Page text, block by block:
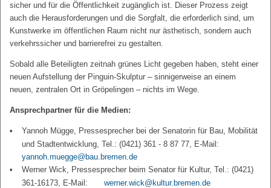
sicher und für die Öffentlichkeit zugänglich ist. Dieser Prozess zeigt
auch die Herausforderungen und die Sorgfalt, die erforderlich sind, um
Kunstwerke im öffentlichen Raum nicht nur ästhetisch, sondern auch
verkehrssicher und barrierefrei zu gestalten.
Sobald alle Beteiligten zeitnah grünes Licht gegeben haben, steht einer
neuen Aufstellung der Pinguin-Skulptur – sinnigerweise an einem
neuen, zentralen Ort in Gröpelingen – nichts im Wege.
Ansprechpartner für die Medien:
Yannoh Mügge, Pressesprecher bei der Senatorin für Bau, Mobilität
und Stadtentwicklung, Tel.: (0421) 361 - 8 87 77, E-Mail:
yannoh.muegge@bau.bremen.de
Werner Wick, Pressesprecher beim Senator für Kultur, Tel.: (0421)
361-16173, E-Mail:
werner.wick@kultur.bremen.de